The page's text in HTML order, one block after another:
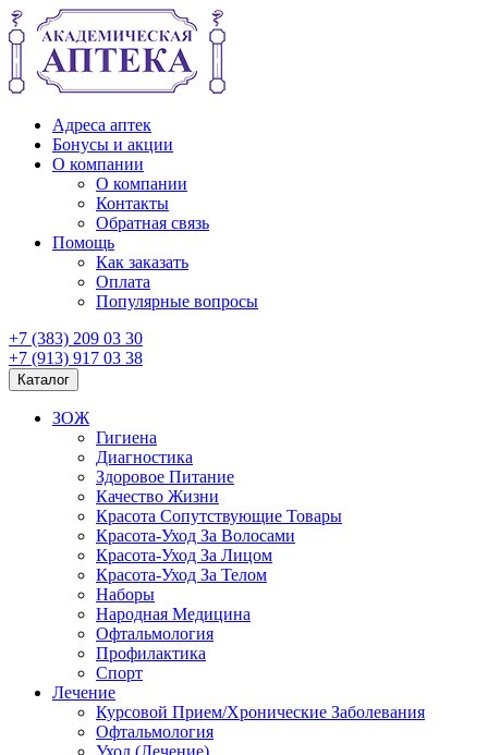
Адреса аптек
Бонусы и акции
О компании
О компании
Контакты
Обратная связь
Помощь
Как заказать
Оплата
Популярные вопросы
+7 (383) 209 03 30
+7 (913) 917 03 38
Каталог
ЗОЖ
Гигиена
Диагностика
Здоровое Питание
Качество Жизни
Красота Сопутствующие Товары
Красота-Уход За Волосами
Красота-Уход За Лицом
Красота-Уход За Телом
Наборы
Народная Медицина
Офтальмология
Профилактика
Спорт
Лечение
Курсовой Прием/Хронические Заболевания
Офтальмология
Уход (Лечение)